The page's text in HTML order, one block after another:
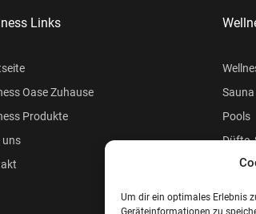
Um dir ein optimales Erlebnis
Geräteinformationen zu
Links
Oase Zuhause
Produkte
uns
Pools
Düfte,